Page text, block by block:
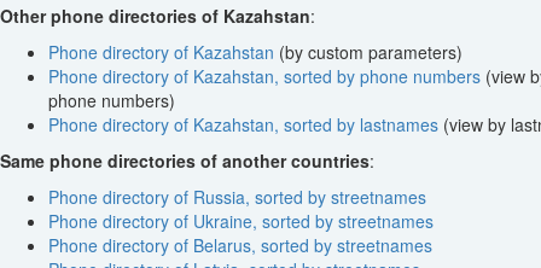
Other phone directories of Kazahstan:
Phone directory of Kazahstan (by custom parameters)
Phone directory of Kazahstan, sorted by phone numbers (view
phone numbers)
Phone directory of Kazahstan, sorted by lastnames (view by
Same phone directories of another countries:
Phone directory of Russia, sorted by streetnames
Phone directory of Ukraine, sorted by streetnames
Phone directory of Belarus, sorted by streetnames